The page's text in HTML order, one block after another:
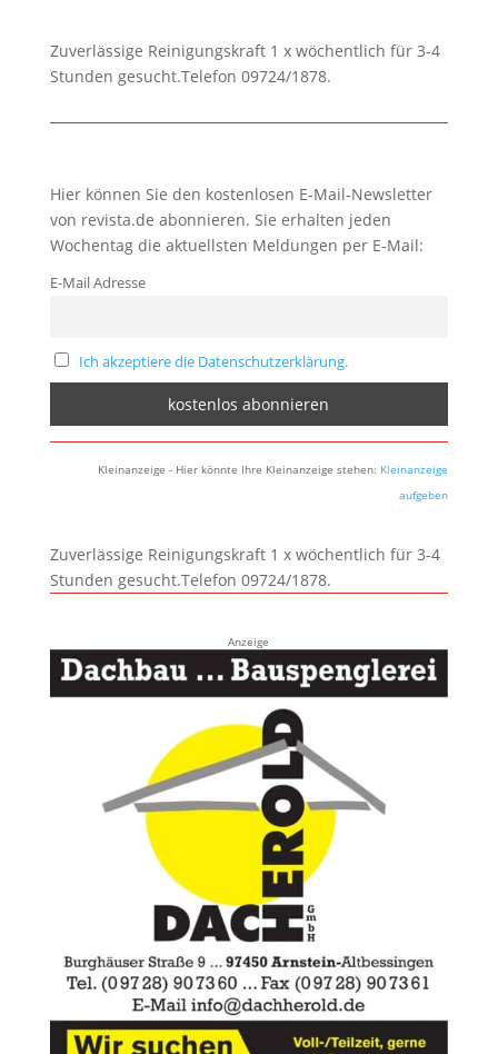
Zuverlässige Reinigungskraft 1 x wöchentlich für 3-4
Stunden gesucht.Telefon 09724/1878.
Hier können Sie den kostenlosen E-Mail-Newsletter
von revista.de abonnieren. Sie erhalten jeden
Wochentag die aktuellsten Meldungen per E-Mail:
E-Mail Adresse
Ich akzeptiere die Datenschutzerklärung.
Kleinanzeige - Hier könnte Ihre Kleinanzeige stehen: Kleinanzeige
aufgeben
Zuverlässige Reinigungskraft 1 x wöchentlich für 3-4
Stunden gesucht.Telefon 09724/1878.
Anzeige